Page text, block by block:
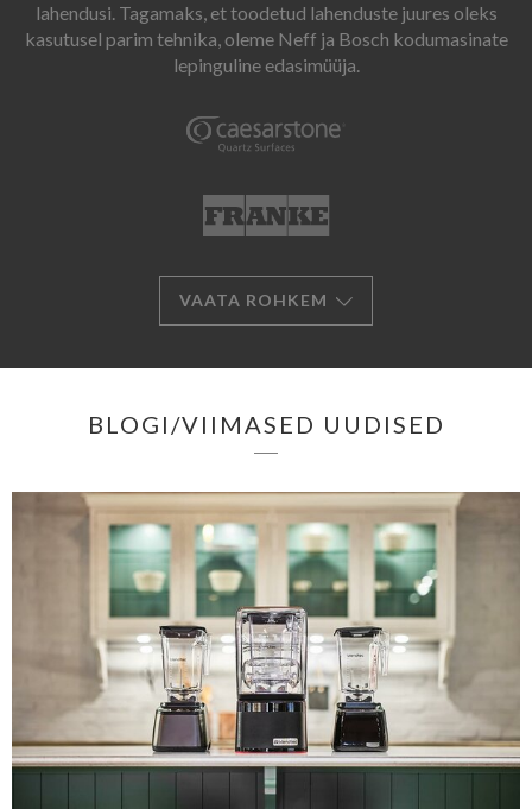
lahendusi. Tagamaks, et toodetud lahenduste juures oleks
kasutusel parim tehnika, oleme Neff ja Bosch kodumasinate
lepinguline edasimüüja.
VAATA ROHKEM
BLOGI/VIIMASED UUDISED